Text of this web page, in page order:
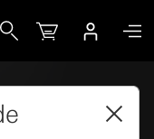
System 3000